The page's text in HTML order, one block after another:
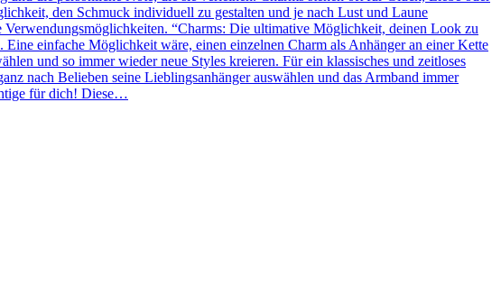
den Schmuck individuell zu gestalten und je nach Lust und Laune
“Charms: Die ultimative Möglichkeit, deinen Look zu
einfache Möglichkeit wäre, einen einzelnen Charm als Anhänger an einer Kette
und so immer wieder neue Styles kreieren. Für ein klassisches und zeitloses
nach Belieben seine Lieblingsanhänger auswählen und das Armband immer
für dich! Diese…